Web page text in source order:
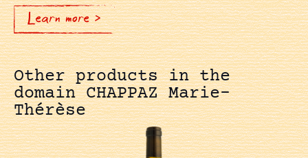
Learn more >
Other products in the
domain CHAPPAZ Marie-
Thérèse